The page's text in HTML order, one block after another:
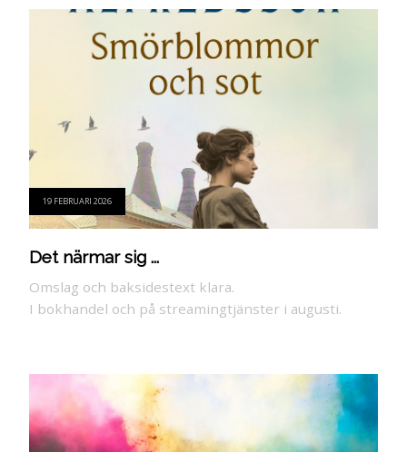
19 FEBRUARI 2026
Det närmar sig ...
Omslag och baksidestext klara.
I bokhandel och på streamingtjänster i augusti.